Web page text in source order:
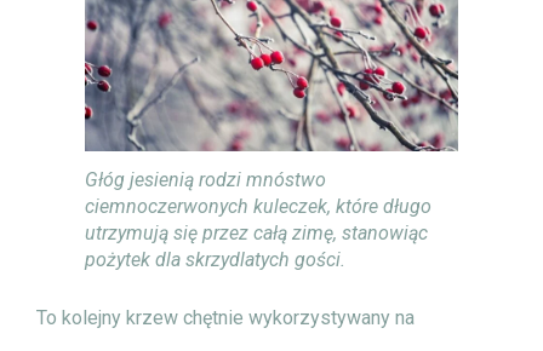
Głóg jesienią rodzi mnóstwo
ciemnoczerwonych kuleczek, które długo
utrzymują się przez całą zimę, stanowiąc
pożytek dla skrzydlatych gości.
To kolejny krzew chętnie wykorzystywany na